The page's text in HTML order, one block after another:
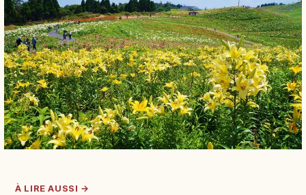
À LIRE AUSSI →